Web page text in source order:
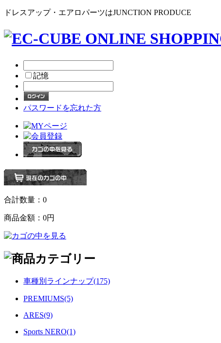
ドレスアップ・エアロパーツはJUNCTION PRODUCE
記憶
パスワードを忘れた方
合計数量： 0
商品金額： 0円
車種別ラインナップ(175)
PREMIUMS(5)
ARES(9)
Sports NERO(1)